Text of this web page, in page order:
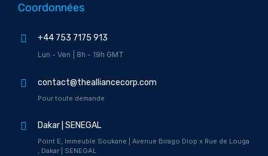
Coordonnées
+44 753 7175 913
Lun - Ven | 8h - 19h GMT
contact@thealliancecorp.com
Pour toute demande
Dakar | SENEGAL
Point E, Immeuble Soukane | Avenue Birago Diop x Rue de Louga
, Dakar | SENEGAL